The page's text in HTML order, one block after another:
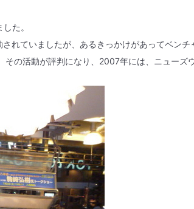
た。
れていましたが、あるきっかけがあってベン
の活動が評判になり、 2007年には、ニューズ